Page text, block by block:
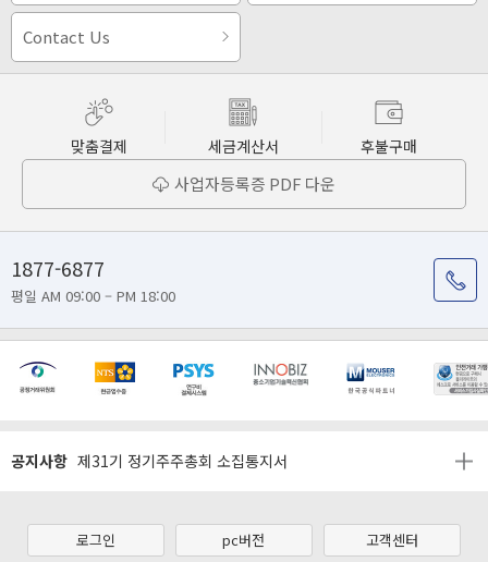
Contact Us
맞춤결제 세금계산서 후불구매
사업자등록증 PDF 다운
1877-6877
평일 AM 09:00 – PM 18:00
공지사항
[마일리지 적립 및 사용 정책 개편 안내]
제31기 정기주주총회 소집통지서
[2026년 8월 신용카드 무이자 행사 안내]
로그인 pc버전 고객센터